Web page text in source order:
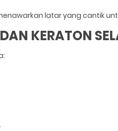
latar yang cantik
KERATON